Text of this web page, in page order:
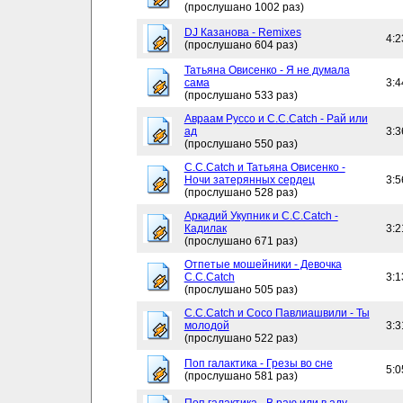
(прослушано 1002 раз)
DJ Казанова - Remixes
(прослушано 604 раз)
Татьяна Овисенко - Я не думала
сама
(прослушано 533 раз)
Авраам Руссо и C.C.Catch - Рай или
ад
(прослушано 550 раз)
C.C.Catch и Татьяна Овисенко -
Ночи затерянных сердец
(прослушано 528 раз)
Аркадий Укупник и C.C.Catch -
Кадилак
(прослушано 671 раз)
Отпетые мошейники - Девочка
C.C.Catch
(прослушано 505 раз)
C.C.Catch и Сосо Павлиашвили - Ты
молодой
(прослушано 522 раз)
Поп галактика - Грезы во сне
(прослушано 581 раз)